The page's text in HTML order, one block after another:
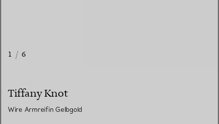
1 / 6
Tiffany Knot
Wire Armreifin Gelbgold